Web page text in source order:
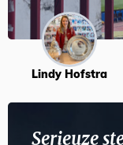
Lindy Hofstra
Serieuze